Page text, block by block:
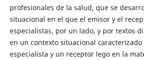
profesionales de la salud, que se
situacional en el que el emisor y el
especialistas, por un lado, y por textos
en un contexto situacional
especialista y un receptor lego en la